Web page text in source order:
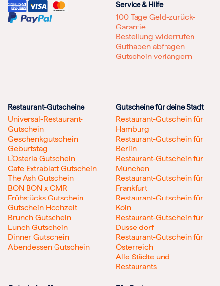
Service & Hilfe
100 Tage Geld-zurück-
Garantie
Bestellung widerrufen
Guthaben abfragen
Gutschein verlängern
Restaurant-Gutscheine
Universal-Restaurant-
Gutschein
Geschenkgutschein
Geburtstag
L’Osteria Gutschein
Cafe Extrablatt Gutschein
The Ash Gutschein
BON BON x OMR
Frühstücks Gutschein
Gutschein Hochzeit
Brunch Gutschein
Lunch Gutschein
Dinner Gutschein
Abendessen Gutschein
Gutscheine für deine Stadt
Restaurant-Gutschein für
Hamburg
Restaurant-Gutschein für
Berlin
Restaurant-Gutschein für
München
Restaurant-Gutschein für
Frankfurt
Restaurant-Gutschein für
Köln
Restaurant-Gutschein für
Düsseldorf
Restaurant-Gutschein für
Österreich
Alle Städte und
Restaurants